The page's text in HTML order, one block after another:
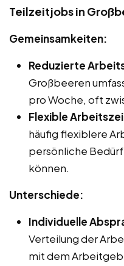
Teilzeitjobs in
Gemeinsamkeiten:
Reduzierte
Großbeeren
pro Woche, oft
Flexible
häufig flexiblere
persönliche
können.
Unterschiede:
Individuelle
Verteilung der
mit dem